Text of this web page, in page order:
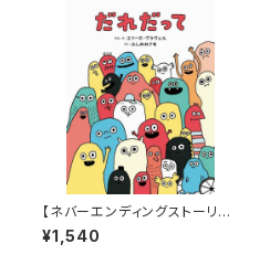
【ネバーエンディングストーリー
のような永遠に続く！】『だれだっ
て』
¥1,540